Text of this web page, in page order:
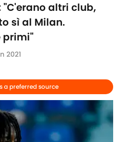
"C'erano altri club,
sì al Milan.
primi"
2021
a preferred source